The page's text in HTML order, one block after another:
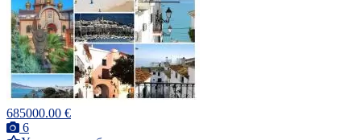
685000.00 €
6